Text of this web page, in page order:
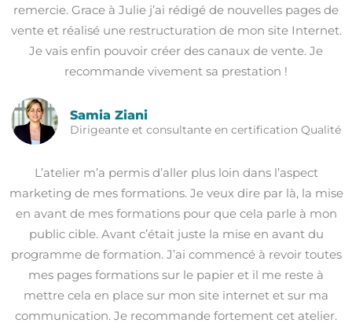
remercie. Grace à Julie j’ai rédigé de nouvelles pages de
vente et réalisé une restructuration de mon site Internet.
Je vais enfin pouvoir créer des canaux de vente. Je
recommande vivement sa prestation !
Samia Ziani
Dirigeante et consultante en certification Qualité
L’atelier m’a permis d’aller plus loin dans l’aspect
marketing de mes formations. Je veux dire par là, la mise
en avant de mes formations pour que cela parle à mon
public cible. Avant c’était juste la mise en avant du
programme de formation. J’ai commencé à revoir toutes
mes pages formations sur le papier et il me reste à
mettre cela en place sur mon site internet et sur ma
communication. Je recommande fortement cet atelier.